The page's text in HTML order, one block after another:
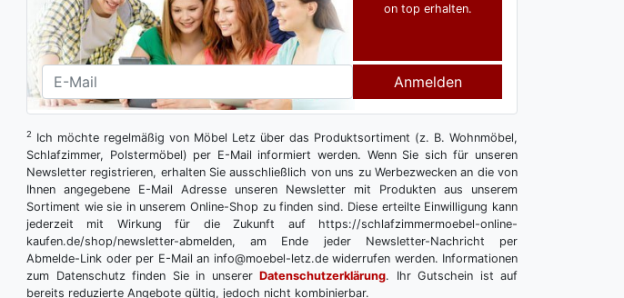
on top erhalten.
Anmelden
2
Ich möchte regelmäßig von Möbel Letz über das Produktsortiment (z. B. Wohnmöbel,
Schlafzimmer, Polstermöbel) per E-Mail informiert werden. Wenn Sie sich für unseren
Newsletter registrieren, erhalten Sie ausschließlich von uns zu Werbezwecken an die von
Ihnen angegebene E-Mail Adresse unseren Newsletter mit Produkten aus unserem
Sortiment wie sie in unserem Online-Shop zu finden sind. Diese erteilte Einwilligung kann
jederzeit mit Wirkung für die Zukunft auf https://schlafzimmermoebel-online-
kaufen.de/shop/newsletter-abmelden, am Ende jeder Newsletter-Nachricht per
Abmelde-Link oder per E-Mail an info@moebel-letz.de widerrufen werden. Informationen
zum Datenschutz finden Sie in unserer Datenschutzerklärung. Ihr Gutschein ist auf
bereits reduzierte Angebote gültig, jedoch nicht kombinierbar.